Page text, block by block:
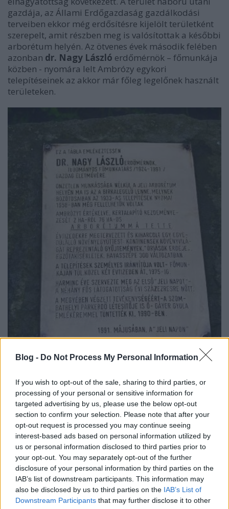
Blog - Do Not Process My Personal Information
If you wish to opt-out of the sale, sharing to third parties, or
processing of your personal or sensitive information for
targeted advertising by us, please use the below opt-out
section to confirm your selection. Please note that after your
opt-out request is processed you may continue seeing
interest-based ads based on personal information utilized by
us or personal information disclosed to third parties prior to
your opt-out. You may separately opt-out of the further
disclosure of your personal information by third parties on the
IAB’s list of downstream participants. This information may
also be disclosed by us to third parties on the IAB’s List of
Downstream Participants that may further disclose it to other
gazdája, az Állami Erdőgazdaság gazdálkodási
terveiben ekkor még erdősítésre kijelölt területként
szerepelt, amit részben meg is valósítottak a későbbi
arborétum helyén. Az ötvenes évek második felében
azonban dr. Nagy László erdőmérnök – főmunkája
közben - nyomára lelt Ambrózy egykori
telepítéseinek az akkor már főleg legelőnek használt
területeken.
Rájött felismerésének lényegére és
egyedülállóságára anélkül, hogy Ambrózynak írásos
tervei maradtak volna fenn. A Jeli Arborétum
következő évtizedeit felölelő, hosszú távú fejlesztési
tervet készített, melyet sikerült elfogadtatnia az
ötvenes-hatvanas években általában egyéb
kiadásokat sokkal fontosabbnak tartó pártállami
vezetéssel. A területet a sokszorosára növelték,
bekerítették, és megindult terveinek megvalósítása,
valamint a kapcsolatfelvétel a világ tudományos
intézeteivel a szaporítóanyag beszerzése és
tapasztalatcsere céljából. Elfogadta Ambrózy